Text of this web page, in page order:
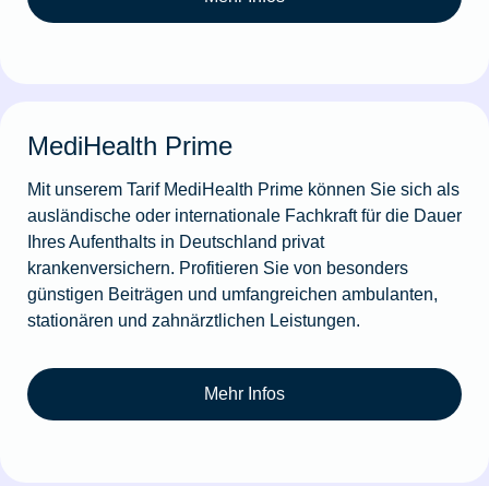
MediHealth Prime
Mit unserem Tarif MediHealth Prime können Sie sich als
ausländische oder internationale Fachkraft für die Dauer
Ihres Aufenthalts in Deutschland privat
krankenversichern. Profitieren Sie von besonders
günstigen Beiträgen und umfangreichen ambulanten,
stationären und zahnärztlichen Leistungen.
Mehr Infos